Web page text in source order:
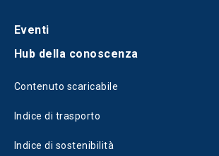
Eventi
Hub della conoscenza
Contenuto scaricabile
Indice di trasporto
Indice di sostenibilità